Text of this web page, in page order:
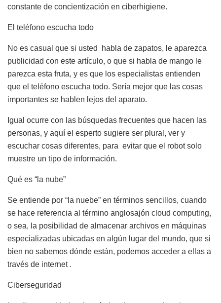
constante de concientización en ciberhigiene.
El teléfono escucha todo
No es casual que si usted habla de zapatos, le aparezca
publicidad con este artículo, o que si habla de mango le
parezca esta fruta, y es que los especialistas entienden
que el teléfono escucha todo. Sería mejor que las cosas
importantes se hablen lejos del aparato.
Igual ocurre con las búsquedas frecuentes que hacen las
personas, y aquí el esperto sugiere ser plural, ver y
escuchar cosas diferentes, para evitar que el robot solo
muestre un tipo de información.
Qué es “la nube”
Se entiende por “la nuebe” en términos sencillos, cuando
se hace referencia al término anglosajón cloud computing,
o sea, la posibilidad de almacenar archivos en máquinas
especializadas ubicadas en algún lugar del mundo, que si
bien no sabemos dónde están, podemos acceder a ellas a
través de internet .
Ciberseguridad